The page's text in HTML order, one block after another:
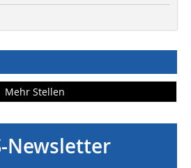
Mehr Stellen
Newsletter